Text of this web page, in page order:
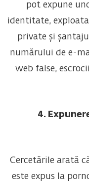
pot expune
identitate,
private și
numărului de e-
web false,
4.
Cercetările arată
este expus la